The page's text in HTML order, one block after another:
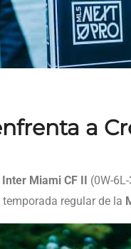
a
Inter Miami CF II (0W-
temporada regular de la